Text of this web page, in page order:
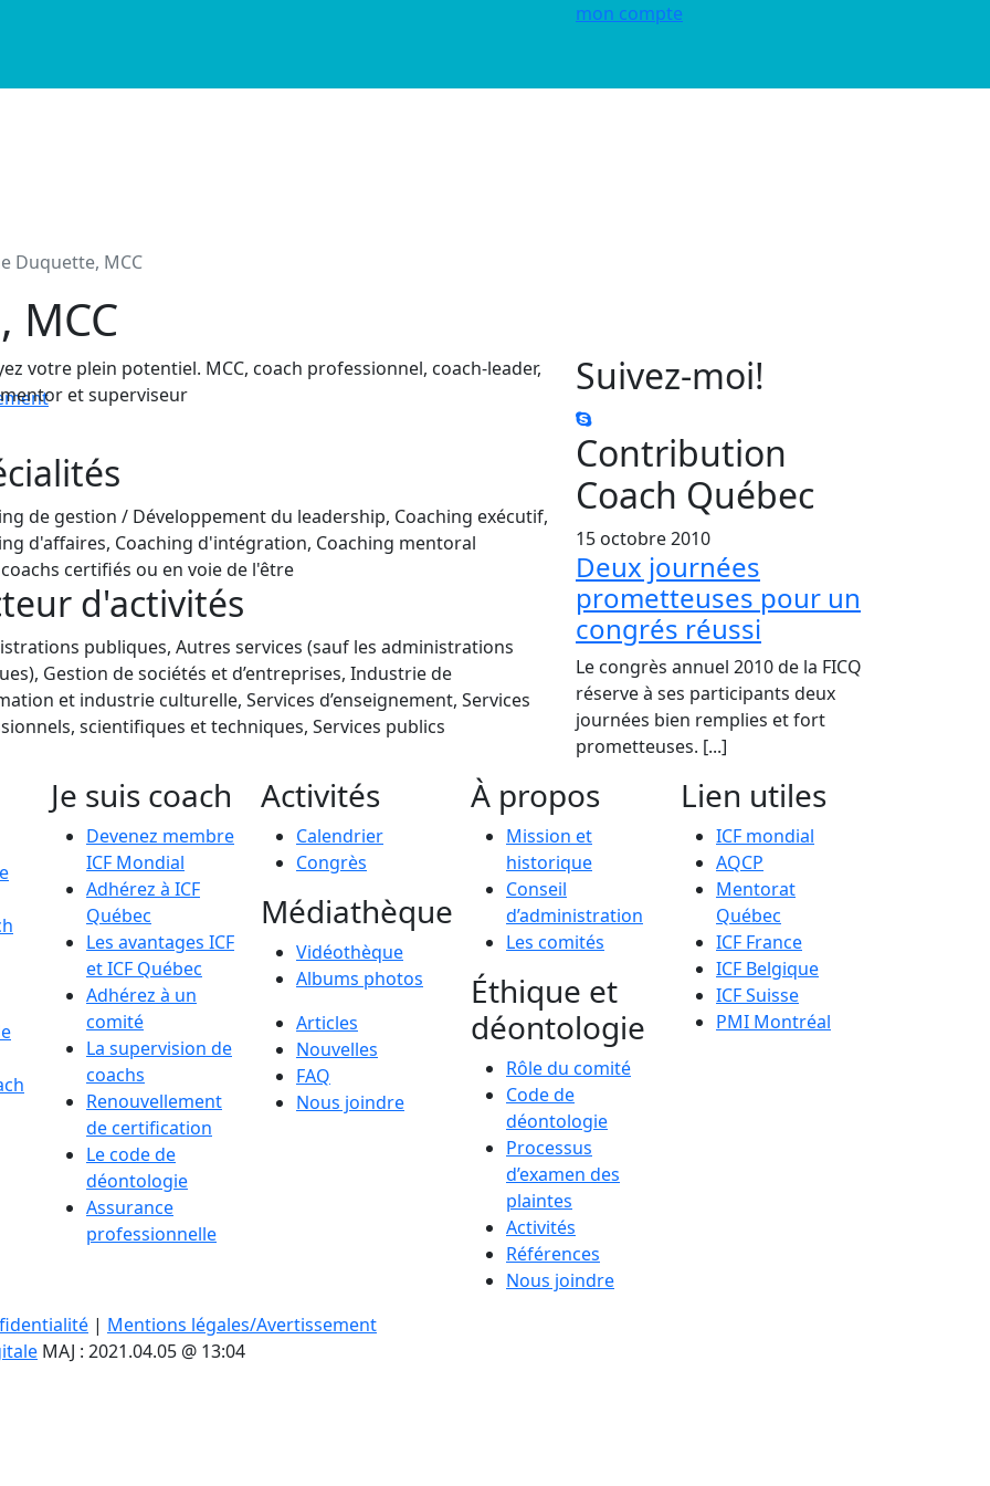
mon compte
Duquette, MCC
MCC
votre plein potentiel. MCC, coach professionnel, coach-leader,
et superviseur
de gestion / Développement du leadership, Coaching exécutif,
d'affaires, Coaching d'intégration, Coaching mentoral
certifiés ou en voie de l'être
d'activités
publiques, Autres services (sauf les administrations
Gestion de sociétés et d’entreprises, Industrie de
et industrie culturelle, Services d’enseignement, Services
scientifiques et techniques, Services publics
Suivez-moi!
Contribution
Coach Québec
15 octobre 2010
Deux journées
prometteuses pour un
congrés réussi
Le congrès annuel 2010 de la FICQ
réserve à ses participants deux
journées bien remplies et fort
prometteuses. [...]
Je suis coach
Devenez membre
ICF Mondial
Adhérez à ICF
Québec
Les avantages ICF
et ICF Québec
Adhérez à un
comité
La supervision de
coachs
Renouvellement
de certification
Le code de
déontologie
Assurance
professionnelle
Activités
Calendrier
Congrès
Médiathèque
Vidéothèque
Albums photos
Articles
Nouvelles
FAQ
Nous joindre
À propos
Mission et
historique
Conseil
d’administration
Les comités
Éthique et
déontologie
Rôle du comité
Code de
déontologie
Processus
d’examen des
plaintes
Activités
Références
Nous joindre
Lien utiles
ICF mondial
AQCP
Mentorat
Québec
ICF France
ICF Belgique
ICF Suisse
PMI Montréal
| Mentions légales/Avertissement
MAJ : 2021.04.05 @ 13:04